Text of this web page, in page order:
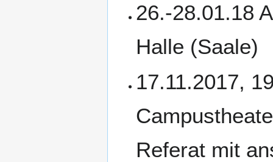
26.-28.01.18
Halle (Saale)
17.11.2017,
Referat mit